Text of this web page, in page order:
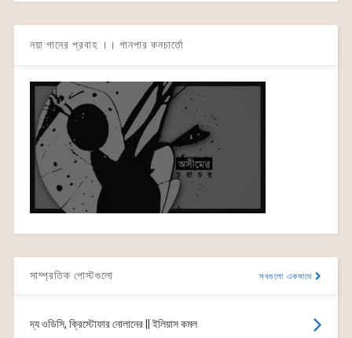
নয়া গানের প্রবাহ ।। গানপার কনচার্তো
সাম্প্রতিক পোস্টগুলো সবগুলো একসাথে
দ্য ওডিসি, ক্রিস্টোফার নোলানের || ইলিয়াস কমল